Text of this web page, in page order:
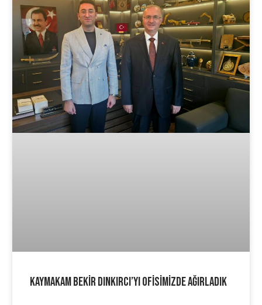
Kaymakam Bekir Dınkırcı’yı Ofisimizde Ağırladık